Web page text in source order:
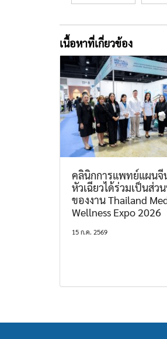
เนื้อหาที่เกี่ยวข้อง
คลินิกการแพทย์แผนจี
หัวเฉียวได้ร่วมเป็นส่ว
ของงาน Thailand
Wellness Expo 2026
15 ก.ค. 2569